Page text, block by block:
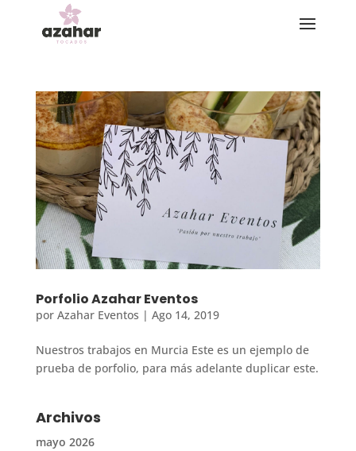
Porfolio Azahar Eventos
por Azahar Eventos | Ago 14, 2019
Nuestros trabajos en Murcia Este es un ejemplo de
prueba de porfolio, para más adelante duplicar este.
Archivos
mayo 2026